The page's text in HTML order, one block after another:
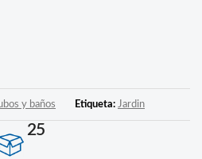
y baños Etiqueta: Jardin
25